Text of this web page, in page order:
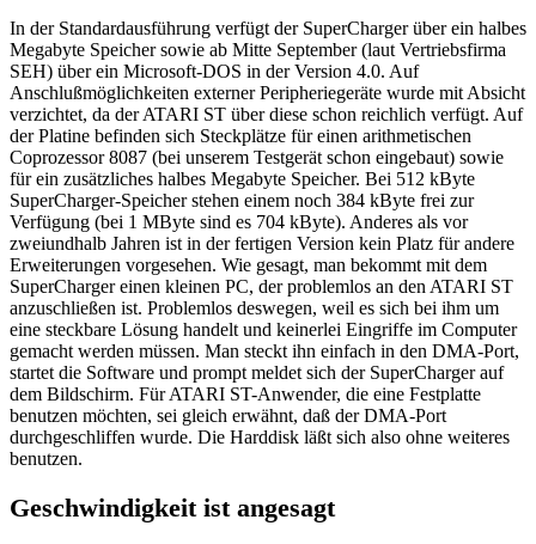
In der Standardausführung verfügt der SuperCharger über ein halbes
Megabyte Speicher sowie ab Mitte September (laut Vertriebsfirma
SEH) über ein Microsoft-DOS in der Version 4.0. Auf
Anschlußmöglichkeiten externer Peripheriegeräte wurde mit Absicht
verzichtet, da der ATARI ST über diese schon reichlich verfügt. Auf
der Platine befinden sich Steckplätze für einen arithmetischen
Coprozessor 8087 (bei unserem Testgerät schon eingebaut) sowie
für ein zusätzliches halbes Megabyte Speicher. Bei 512 kByte
SuperCharger-Speicher stehen einem noch 384 kByte frei zur
Verfügung (bei 1 MByte sind es 704 kByte). Anderes als vor
zweiundhalb Jahren ist in der fertigen Version kein Platz für andere
Erweiterungen vorgesehen. Wie gesagt, man bekommt mit dem
SuperCharger einen kleinen PC, der problemlos an den ATARI ST
anzuschließen ist. Problemlos deswegen, weil es sich bei ihm um
eine steckbare Lösung handelt und keinerlei Eingriffe im Computer
gemacht werden müssen. Man steckt ihn einfach in den DMA-Port,
startet die Software und prompt meldet sich der SuperCharger auf
dem Bildschirm. Für ATARI ST-Anwender, die eine Festplatte
benutzen möchten, sei gleich erwähnt, daß der DMA-Port
durchgeschliffen wurde. Die Harddisk läßt sich also ohne weiteres
benutzen.
Geschwindigkeit ist angesagt